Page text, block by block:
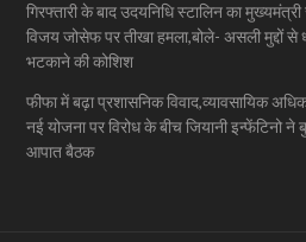
गिरफ्तारी के बाद उदयनिधि स्टालिन का मुख्यमंत्री
विजय जोसेफ पर तीखा हमला,बोले- असली मुद्दों से
भटकाने की कोशिश
फीफा में बढ़ा प्रशासनिक विवाद,व्यावसायिक
नई योजना पर विरोध के बीच जियानी इन्फेंटिनो ने
आपात बैठक